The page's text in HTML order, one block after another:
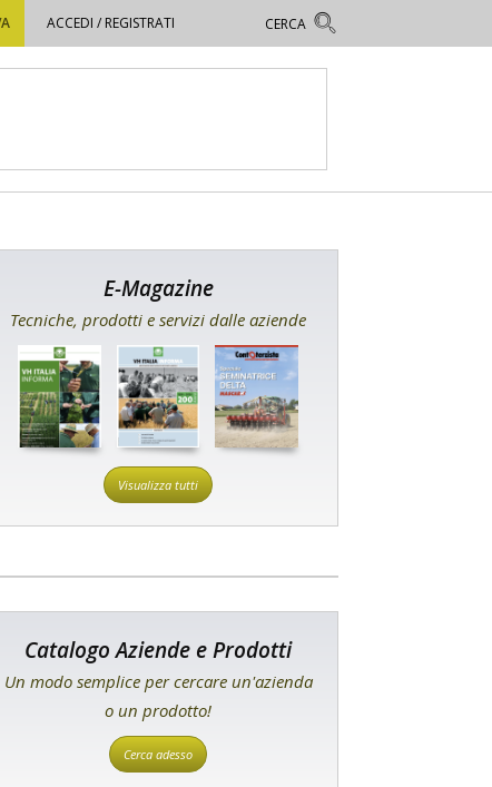
ACCEDI / REGISTRATI
E-Magazine
Tecniche, prodotti e servizi dalle aziende
Visualizza tutti
Catalogo Aziende e Prodotti
Un modo semplice per cercare un'azienda
o un prodotto!
Cerca adesso